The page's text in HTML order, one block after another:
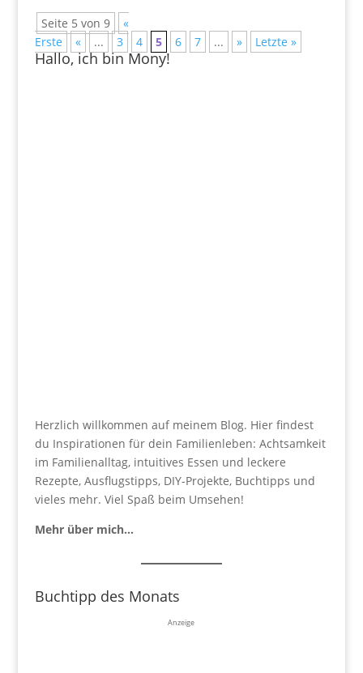
Seite 5 von 9
«
Erste
« ... 3 4 5 6 7 ... » Letzte »
Hallo, ich bin Mony!
Herzlich willkommen auf meinem Blog. Hier findest
du Inspirationen für dein Familienleben: Achtsamkeit
im Familienalltag, intuitives Essen und leckere
Rezepte, Ausflugstipps, DIY-Projekte, Buchtipps und
vieles mehr. Viel Spaß beim Umsehen!
Mehr über mich…
Buchtipp des Monats
Anzeige